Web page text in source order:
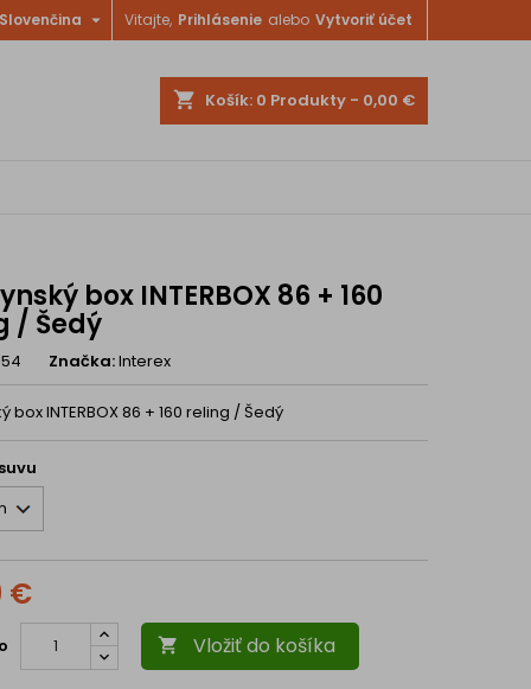
Vitajte, Prihlásenie alebo Vytvoriť účet
Slovenčina 
shopping_cart Košík: 0 Produkty - 0,00 €
box INTERBOX 86 + 160
/ Šedý
Značka:Interex
box INTERBOX 86 + 160 reling / Šedý
€
 Vložiť do košíka